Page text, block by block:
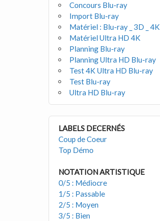
Concours Blu-ray
Import Blu-ray
Matériel : Blu-ray _ 3D _ 4K
Matériel Ultra HD 4K
Planning Blu-ray
Planning Ultra HD Blu-ray
Test 4K Ultra HD Blu-ray
Test Blu-ray
Ultra HD Blu-ray
LABELS DECERNÉS
Coup de Coeur
Top Démo
NOTATION ARTISTIQUE
0/5 : Médiocre
1/5 : Passable
2/5 : Moyen
3/5 : Bien